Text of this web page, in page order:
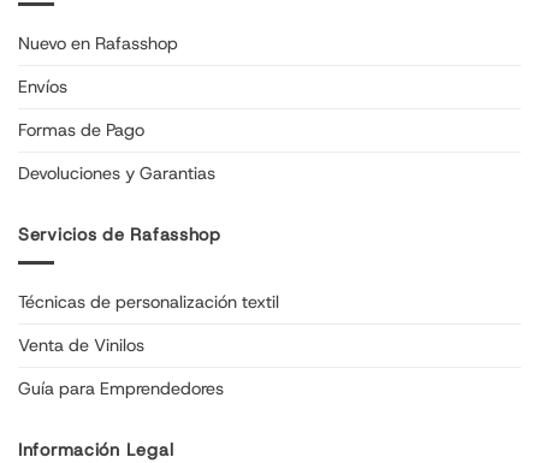
Nuevo en Rafasshop
Envíos
Formas de Pago
Devoluciones y Garantias
Servicios de Rafasshop
Técnicas de personalización textil
Venta de Vinilos
Guía para Emprendedores
Información Legal